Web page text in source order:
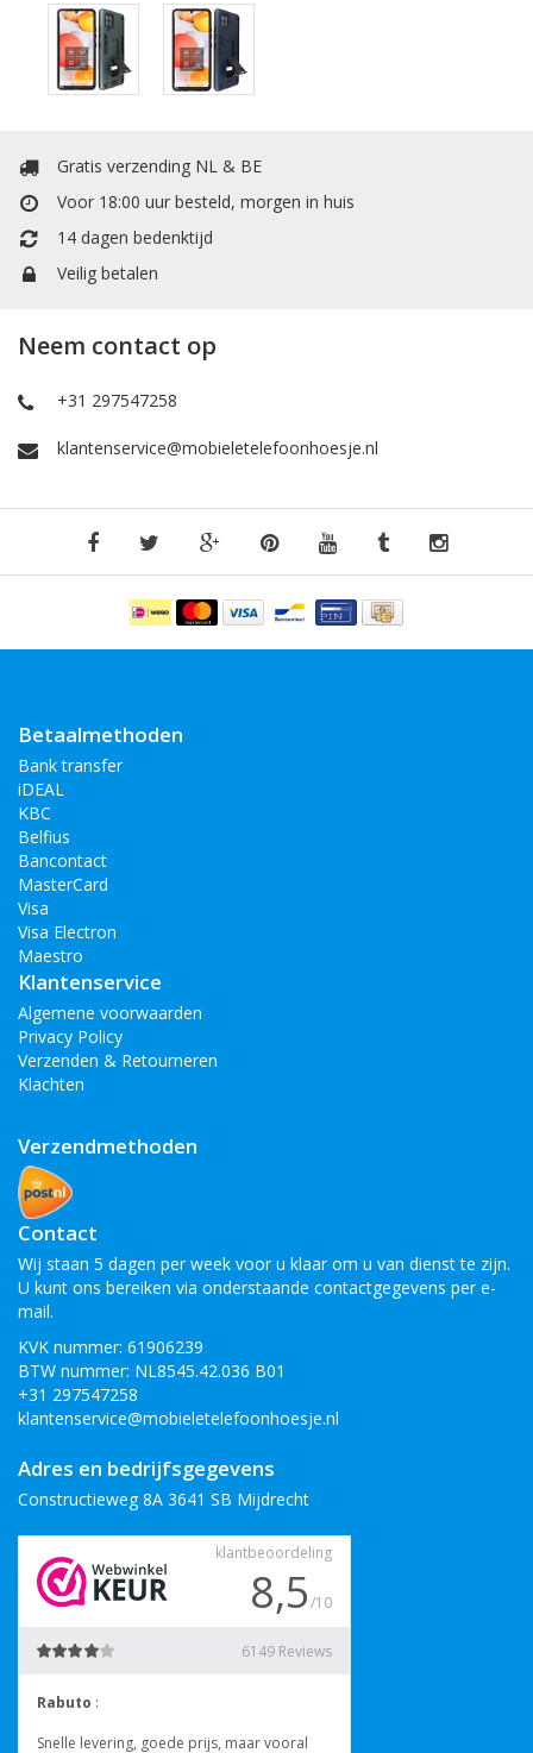
Gratis verzending NL & BE
Voor 18:00 uur besteld, morgen in huis
14 dagen bedenktijd
Veilig betalen
Neem contact op
+31 297547258
klantenservice@mobieletelefoonhoesje.nl
Betaalmethoden
Bank transfer
iDEAL
KBC
Belfius
Bancontact
MasterCard
Visa
Visa Electron
Maestro
Klantenservice
Algemene voorwaarden
Privacy Policy
Verzenden & Retourneren
Klachten
Verzendmethoden
Contact
Wij staan 5 dagen per week voor u klaar om u van dienst te zijn.
U kunt ons bereiken via onderstaande contactgegevens per e-
mail.
KVK nummer: 61906239
BTW nummer: NL8545.42.036 B01
+31 297547258
klantenservice@mobieletelefoonhoesje.nl
Adres en bedrijfsgegevens
Constructieweg 8A 3641 SB Mijdrecht